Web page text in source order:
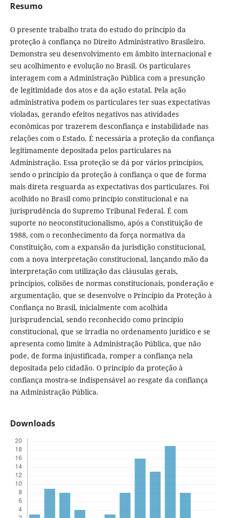
Resumo
O presente trabalho trata do estudo do princípio da
proteção à confiança no Direito Administrativo Brasileiro.
Demonstra seu desenvolvimento em âmbito internacional e
seu acolhimento e evolução no Brasil. Os particulares
interagem com a Administração Pública com a presunção
de legitimidade dos atos e da ação estatal. Pela ação
administrativa podem os particulares ter suas expectativas
violadas, gerando efeitos negativos nas atividades
econômicas por trazerem desconfiança e instabilidade nas
relações com o Estado. É necessária a proteção da confiança
legitimamente depositada pelos particulares na
Administração. Essa proteção se dá por vários princípios,
sendo o princípio da proteção à confiança o que de forma
mais direta resguarda as expectativas dos particulares. Foi
acolhido no Brasil como princípio constitucional e na
jurisprudência do Supremo Tribunal Federal. É com
suporte no neoconstitucionalismo, após a Constituição de
1988, com o reconhecimento da força normativa da
Constituição, com a expansão da jurisdição constitucional,
com a nova interpretação constitucional, lançando mão da
interpretação com utilização das cláusulas gerais,
princípios, colisões de normas constitucionais, ponderação e
argumentação, que se desenvolve o Princípio da Proteção à
Confiança no Brasil, inicialmente com acolhida
jurisprudencial, sendo reconhecido como princípio
constitucional, que se irradia no ordenamento jurídico e se
apresenta como limite à Administração Pública, que não
pode, de forma injustificada, romper a confiança nela
depositada pelo cidadão. O princípio da proteção à
confiança mostra-se indispensável ao resgate da confiança
na Administração Pública.
Downloads